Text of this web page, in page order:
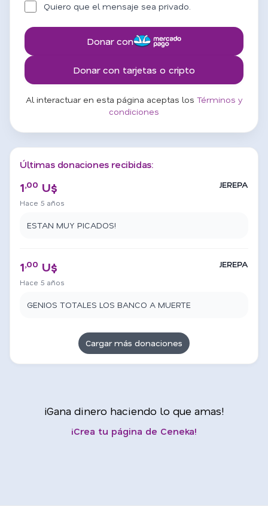
Quiero que el mensaje sea privado.
Donar con
Donar con tarjetas o cripto
Al interactuar en esta página aceptas los Términos y
condiciones
Últimas donaciones recibidas:
1,00 U$
Hace 5 años
JEREPA
ESTAN MUY PICADOS!
1,00 U$
Hace 5 años
JEREPA
GENIOS TOTALES LOS BANCO A MUERTE
Cargar más donaciones
¡Gana dinero haciendo lo que amas!
¡Crea tu página de Ceneka!